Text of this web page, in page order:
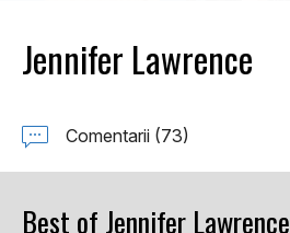
Jennifer Lawrence
Comentarii (73)
Best of Jennifer Lawrence